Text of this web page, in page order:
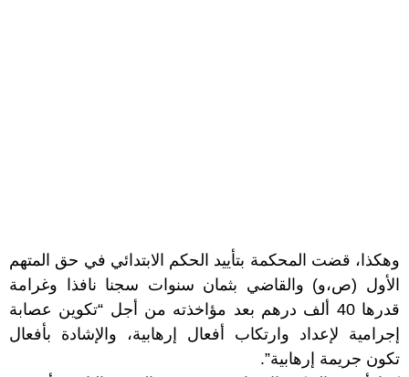
وهكذا، قضت المحكمة بتأييد الحكم الابتدائي في حق المتهم
الأول (ص،و) والقاضي بثمان سنوات سجنا نافذا وغرامة
قدرها 40 ألف درهم بعد مؤاخذته من أجل “تكوين عصابة
إجرامية لإعداد وارتكاب أفعال إرهابية، والإشادة بأفعال
تكون جريمة إرهابية”.